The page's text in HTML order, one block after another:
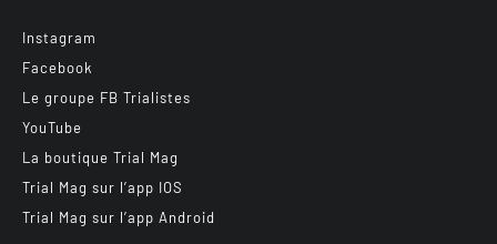
Instagram
Facebook
Le groupe FB Trialistes
YouTube
La boutique Trial Mag
Trial Mag sur l’app IOS
Trial Mag sur l’app Android